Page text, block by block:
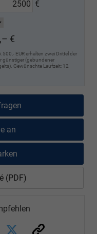
€
€
EUR erhalten zwei Drittel der
günstiger (gebundener
Gewünschte Laufzeit: 12
an
(PDF)